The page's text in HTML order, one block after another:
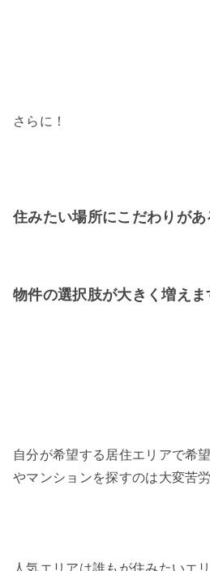
さらに！
住みたい場所にこだわりがあ
物件の選択肢が大きく増えま
自分が希望する居住エリアで希
やマンションを探すのは大変苦労